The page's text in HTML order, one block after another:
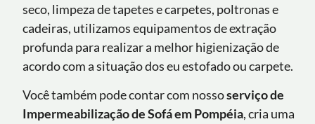
seco, limpeza de tapetes e carpetes, poltronas e
cadeiras, utilizamos equipamentos de extração
profunda para realizar a melhor higienização de
acordo com a situação dos eu estofado ou carpete.
Você também pode contar com nossoserviço de
Impermeabilização de Sofáem Pompéia, cria uma